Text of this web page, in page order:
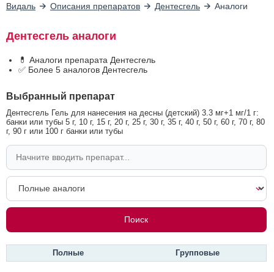
Видаль Описания препаратов Дентесгель Аналоги
Дентесгель аналоги
💊 Аналоги препарата Дентесгель
✅ Более 5 аналогов Дентесгель
Выбранный препарат
Дентесгель Гель для нанесения на десны (детский) 3.3 мг+1 мг/1 г:
банки или тубы 5 г, 10 г, 15 г, 20 г, 25 г, 30 г, 35 г, 40 г, 50 г, 60 г, 70 г, 80
г, 90 г или 100 г банки или тубы
Полные Групповые